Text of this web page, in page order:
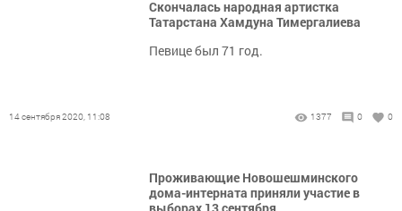
Скончалась народная артистка
Татарстана Хамдуна Тимергалиева
Певице был 71 год.
14 сентября 2020, 11:08 1377 0 0
Проживающие Новошешминского
дома-интерната приняли участие в